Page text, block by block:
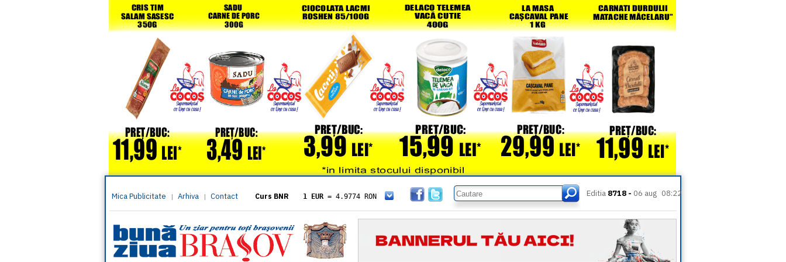
Mica Publicitate | Arhiva | Contact Curs BNR 1 EUR = 4.9774 RON
= 5.8304 RON
1 XAU= 464.4611 RON
1 AED= 1.1933 RON
1 AUD= 2.7957 RON
1 BGN= 2.5449 RON
Editia 8718 - 06 aug 08:22